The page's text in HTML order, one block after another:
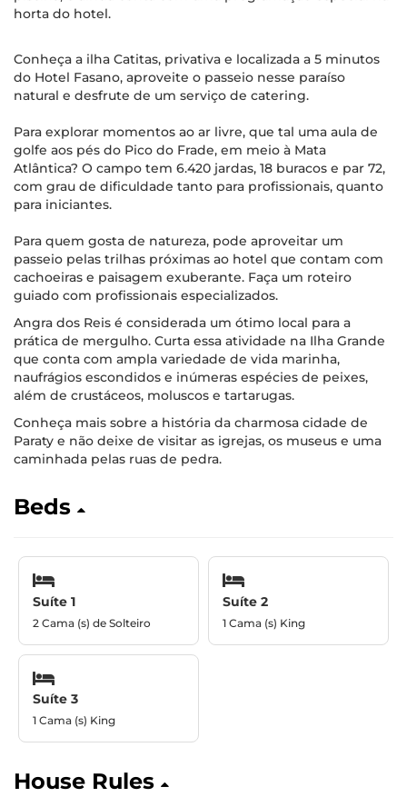
horta do hotel.
Conheça a ilha Catitas, privativa e localizada a 5 minutos
do Hotel Fasano, aproveite o passeio nesse paraíso
natural e desfrute de um serviço de catering.
Para explorar momentos ao ar livre, que tal uma aula de
golfe aos pés do Pico do Frade, em meio à Mata
Atlântica? O campo tem 6.420 jardas, 18 buracos e par 72,
com grau de dificuldade tanto para profissionais, quanto
para iniciantes.
Para quem gosta de natureza, pode aproveitar um
passeio pelas trilhas próximas ao hotel que contam com
cachoeiras e paisagem exuberante. Faça um roteiro
guiado com profissionais especializados.
Angra dos Reis é considerada um ótimo local para a
prática de mergulho. Curta essa atividade na Ilha Grande
que conta com ampla variedade de vida marinha,
naufrágios escondidos e inúmeras espécies de peixes,
além de crustáceos, moluscos e tartarugas.
Conheça mais sobre a história da charmosa cidade de
Paraty e não deixe de visitar as igrejas, os museus e uma
caminhada pelas ruas de pedra.
Beds
Suíte 1
2 Cama (s) de Solteiro
Suíte 2
1 Cama (s) King
Suíte 3
1 Cama (s) King
House Rules